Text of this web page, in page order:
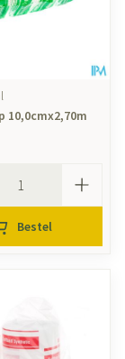
10,0cmx2,70m
Bestel